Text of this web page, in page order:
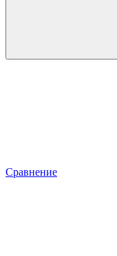
Сравнение